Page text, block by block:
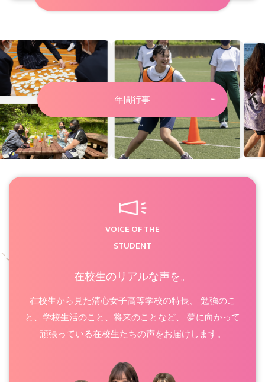
年間行事
VOICE OF THE
STUDENT
在校生のリアルな声を。
在校生から見た清心女子高等学校の特長、
勉強のこ
と、学校生活のこと、将来のことなど、
夢に向かって
頑張っている在校生たちの声をお届けします。